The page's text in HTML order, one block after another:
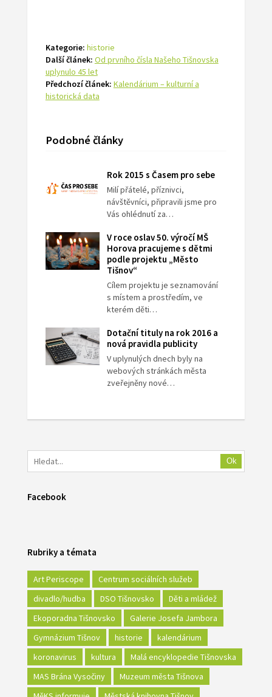
Kategorie: historie
Další článek: Od prvního čísla Našeho Tišnovska
uplynulo 45 let
Předchozí článek: Kalendárium – kulturní a
historická data
Podobné články
Rok 2015 s Časem pro sebe
Milí přátelé, příznivci,
návštěvníci, připravili jsme pro
Vás ohlédnutí za…
V roce oslav 50. výročí MŠ
Horova pracujeme s dětmi
podle projektu „Město
Tišnov“
Cílem projektu je seznamování
s místem a prostředím, ve
kterém děti…
Dotační tituly na rok 2016 a
nová pravidla publicity
V uplynulých dnech byly na
webových stránkách města
zveřejněny nové…
Ok
Facebook
Rubriky a témata
Art Periscope
Centrum sociálních služeb
divadlo/hudba
DSO Tišnovsko
Děti a mládež
Ekoporadna Tišnovsko
Galerie Josefa Jambora
Gymnázium Tišnov
historie
kalendárium
koronavirus
kultura
Malá encyklopedie Tišnovska
MAS Brána Vysočiny
Muzeum města Tišnova